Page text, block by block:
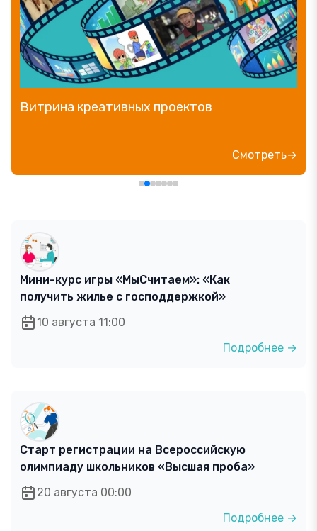
Витрина креативных проектов
Смотреть→
Мини-курс игры «МыСчитаем»: «Как
получить жилье с господдержкой»
10 августа 11:00
Подробнее →
Старт регистрации на Всероссийскую
олимпиаду школьников «Высшая проба»
20 августа 00:00
Подробнее →